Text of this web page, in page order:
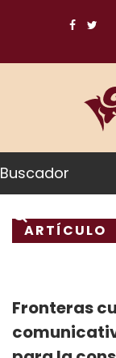
Buscador
ARTÍCULO
Fronteras